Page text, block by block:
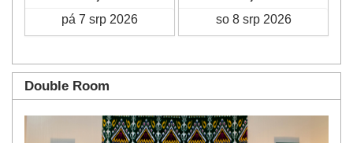
Double Room
Previous